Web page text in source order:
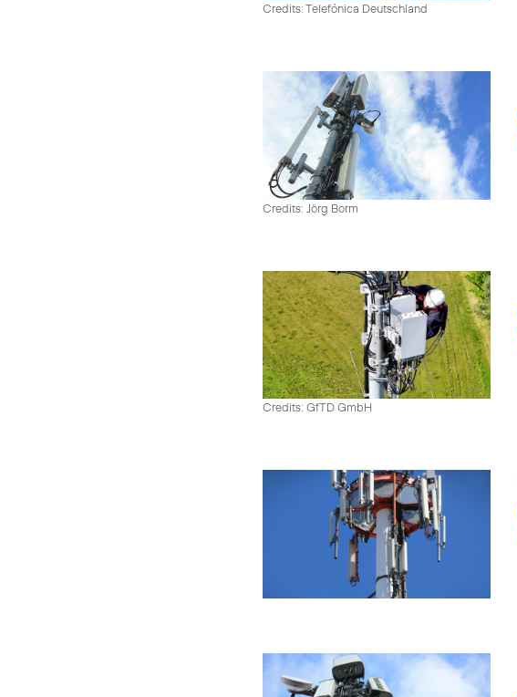
Credits: Telefónica Deutschland
Credits: Jörg Borm
Credits: GfTD GmbH